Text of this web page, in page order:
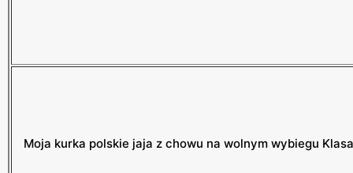
Moja kurka polskie jaja z chowu na wolnym wybiegu